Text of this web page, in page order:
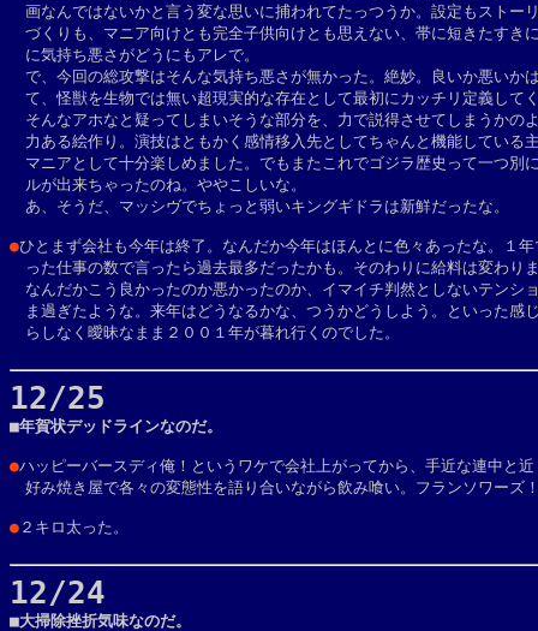
画なんではないかと言う変な思いに捕われてたっつうか。設定もストー
づくりも、マニア向けとも完全子供向けとも思えない、帯に短きたすき
に気持ち悪さがどうにもアレで。
で、今回の総攻撃はそんな気持ち悪さが無かった。絶妙。良いか悪いか
て、怪獣を生物では無い超現実的な存在として最初にカッチリ定義して
そんなアホなと疑ってしまいそうな部分を、力で説得させてしまうかの
力ある絵作り。演技はともかく感情移入先としてちゃんと機能している
マニアとして十分楽しめました。でもまたこれでゴジラ歴史って一つ別
ルが出来ちゃったのね。ややこしいな。
あ、そうだ、マッシヴでちょっと弱いキングギドラは新鮮だったな。
●ひとまず会社も今年は終了。なんだか今年はほんとに色々あったな。１年
った仕事の数で言ったら過去最多だったかも。そのわりに給料は変わり
なんだかこう良かったのか悪かったのか、イマイチ判然としないテンシ
ま過ぎたような。来年はどうなるかな、つうかどうしよう。といった感
らしなく曖昧なまま２００１年が暮れ行くのでした。
12/25
■年賀状デッドラインなのだ。
●ハッピーバースディ俺！というワケで会社上がってから、手近な連中と近
好み焼き屋で各々の変態性を語り合いながら飲み喰い。フランソワーズ
● ２キロ太った。
12/24
■大掃除挫折気味なのだ。